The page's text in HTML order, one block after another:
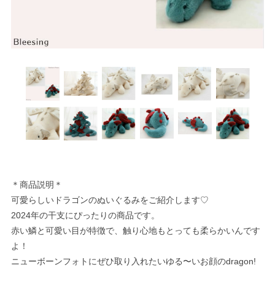
＊商品説明＊
可愛らしいドラゴンのぬいぐるみをご紹介します♡
2024年の干支にぴったりの商品です。
赤い鱗と可愛い目が特徴で、触り心地もとっても柔らかいんです
よ！
ニューボーンフォトにぜひ取り入れたいゆる〜いお顔のdragon!